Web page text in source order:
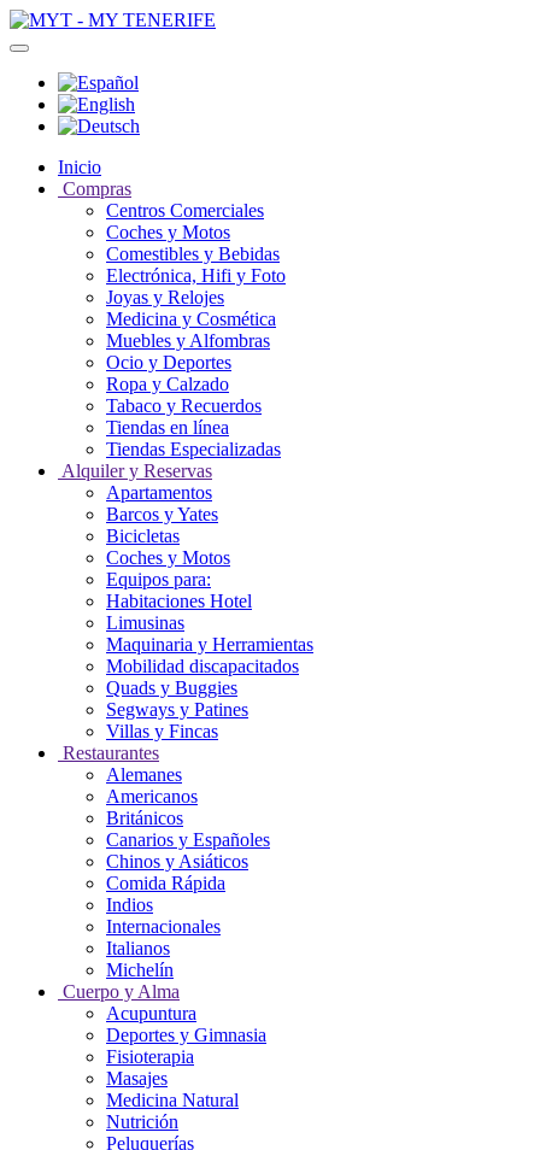
Inicio
Compras
Centros Comerciales
Coches y Motos
Comestibles y Bebidas
Electrónica, Hifi y Foto
Joyas y Relojes
Medicina y Cosmética
Muebles y Alfombras
Ocio y Deportes
Ropa y Calzado
Tabaco y Recuerdos
Tiendas en línea
Tiendas Especializadas
Alquiler y Reservas
Apartamentos
Barcos y Yates
Bicicletas
Coches y Motos
Equipos para:
Habitaciones Hotel
Limusinas
Maquinaria y Herramientas
Mobilidad discapacitados
Quads y Buggies
Segways y Patines
Villas y Fincas
Restaurantes
Alemanes
Americanos
Británicos
Canarios y Españoles
Chinos y Asiáticos
Comida Rápida
Indios
Internacionales
Italianos
Michelín
Cuerpo y Alma
Acupuntura
Deportes y Gimnasia
Fisioterapia
Masajes
Medicina Natural
Nutrición
Peluquerías